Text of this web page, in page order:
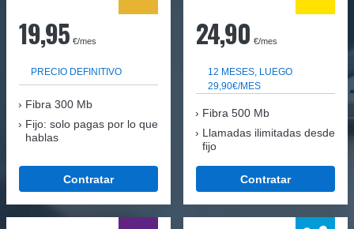
19,95 €/mes
PRECIO DEFINITIVO
Fibra 300 Mb
Fijo: solo pagas por lo que
hablas
Contratar
24,90 €/mes
12 MESES, LUEGO
29,90€/MES
Fibra 500 Mb
Llamadas ilimitadas desde
fijo
Contratar